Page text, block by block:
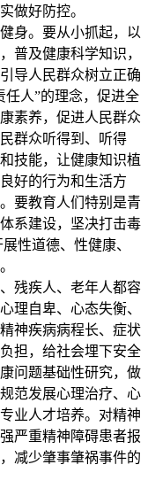
做好防控。
身。要从小抓起，以
普及健康科学知识，
导人民群众树立正确
任人”的理念，促进全
素养，促进人民群众
群众听得到、听得
技能，让健康知识植
好的行为和生活方
要教育人们特别是青
系建设，坚决打击毒
性道德、性健康、
残疾人、老年人都容
理自卑、心态失衡、
神疾病病程长、症状
担，给社会埋下安全
问题基础性研究，做
范发展心理治疗、心
业人才培养。对精神
严重精神障碍患者报
减少肇事肇祸事件的